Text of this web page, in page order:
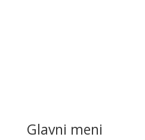
Glavni meni